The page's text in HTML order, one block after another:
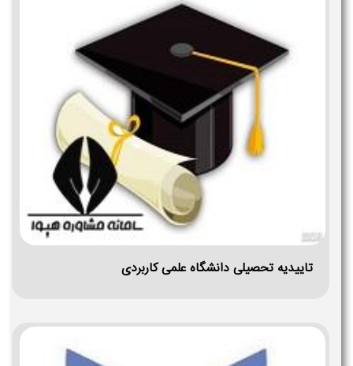
تاییدیه تحصیلی دانشگاه علمی کاربردی